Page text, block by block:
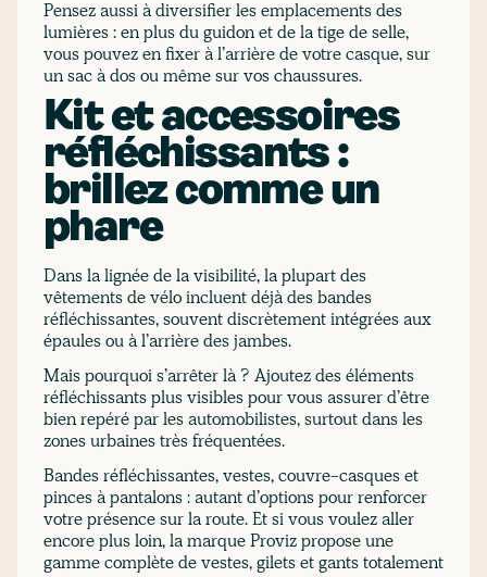
Pensez aussi à diversifier les emplacements des
lumières : en plus du guidon et de la tige de selle,
vous pouvez en fixer à l’arrière de votre casque, sur
un sac à dos ou même sur vos chaussures.
Kit et accessoires
réfléchissants :
brillez comme un
phare
Dans la lignée de la visibilité, la plupart des
vêtements de vélo incluent déjà des bandes
réfléchissantes, souvent discrètement intégrées aux
épaules ou à l’arrière des jambes.
Mais pourquoi s’arrêter là ? Ajoutez des éléments
réfléchissants plus visibles pour vous assurer d’être
bien repéré par les automobilistes, surtout dans les
zones urbaines très fréquentées.
Bandes réfléchissantes, vestes, couvre-casques et
pinces à pantalons : autant d’options pour renforcer
votre présence sur la route. Et si vous voulez aller
encore plus loin, la marque Proviz propose une
gamme complète de vestes, gilets et gants totalement